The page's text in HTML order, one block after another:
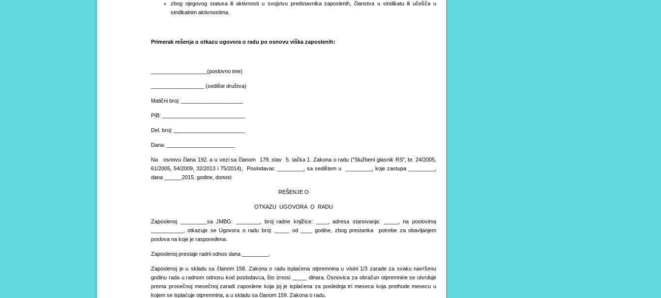
zbog njegovog statusa ili aktivnosti u svojstvu predstavnika zaposlenih, članstva u sindikatu ili učešča u
sindikalnim aktivnostima.
Primerak rešenja o otkazu ugovora o radu po osnovu viška zaposlenih:
___________________(poslovno ime)
__________________ (sedište društva)
Matični broj: _____________________
PIB: ____________________________
Del. broj: ________________________
Dana: _______________________
Na osnovu člana 192. a u vezi sa članom 179. stav 5. tačka 1. Zakona o radu ("Službeni glasnik RS", br. 24/2005,
61/2005, 54/2009, 32/2013 i 75/2014), Poslodavac _________, sa sedištem u _________, koje zastupa _________,
dana ______2015. godine, donosi:
REŠENJE O
OTKAZU UGOVORA O RADU
Zaposlenoj _________sa JMBG: ________, broj radne knjižice: ____, adresa stanovanja: _____, na poslovima
___________, otkazuje se Ugovora o radu broj: _____ od ____ godine, zbog prestanka potrebe za obavljanjem
poslova na koje je raspoređena.
Zaposlenoj prestaje radni odnos dana _________.
Zaposlenoj je u skladu sa članom 158. Zakona o radu isplaćena otpremnina u visini 1/3 zarade za svaku navršenu
godinu rada u radnom odnosu kod poslodavca, što iznosi _____ dinara. Osnovica za obračun otpremnine se utvrđuje
prema prosečnoj mesečnoj zaradi zaposlene koja joj je isplaćena za poslednja tri meseca koja prethode mesecu u
kojem se isplaćuje otpremnina, a u skladu sa članom 159. Zakona o radu.